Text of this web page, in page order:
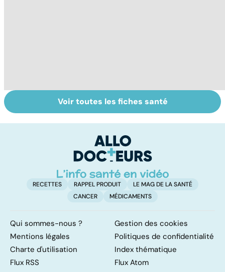
Violences
sexuelles :
Faire du sport à
domicile, c'est
Voir toutes les fiches santé
RECETTES RAPPEL PRODUIT
LE MAG DE LA SANTÉ
CANCER
MÉDICAMENTS
Qui sommes-nous ?
Gestion des cookies
Mentions légales
Politiques de confidentialité
Charte d'utilisation
Index thématique
Flux RSS
Flux Atom